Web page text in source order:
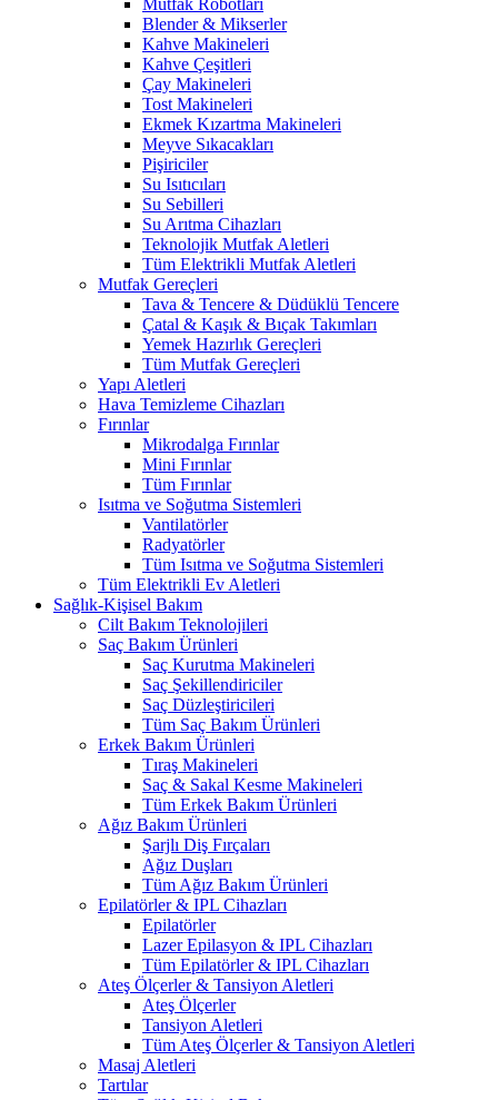
Mutfak Robotları
Blender & Mikserler
Kahve Makineleri
Kahve Çeşitleri
Çay Makineleri
Tost Makineleri
Ekmek Kızartma Makineleri
Meyve Sıkacakları
Pişiriciler
Su Isıtıcıları
Su Sebilleri
Su Arıtma Cihazları
Teknolojik Mutfak Aletleri
Tüm Elektrikli Mutfak Aletleri
Mutfak Gereçleri
Tava & Tencere & Düdüklü Tencere
Çatal & Kaşık & Bıçak Takımları
Yemek Hazırlık Gereçleri
Tüm Mutfak Gereçleri
Yapı Aletleri
Hava Temizleme Cihazları
Fırınlar
Mikrodalga Fırınlar
Mini Fırınlar
Tüm Fırınlar
Isıtma ve Soğutma Sistemleri
Vantilatörler
Radyatörler
Tüm Isıtma ve Soğutma Sistemleri
Tüm Elektrikli Ev Aletleri
Sağlık-Kişisel Bakım
Cilt Bakım Teknolojileri
Saç Bakım Ürünleri
Saç Kurutma Makineleri
Saç Şekillendiriciler
Saç Düzleştiricileri
Tüm Saç Bakım Ürünleri
Erkek Bakım Ürünleri
Tıraş Makineleri
Saç & Sakal Kesme Makineleri
Tüm Erkek Bakım Ürünleri
Ağız Bakım Ürünleri
Şarjlı Diş Fırçaları
Ağız Duşları
Tüm Ağız Bakım Ürünleri
Epilatörler & IPL Cihazları
Epilatörler
Lazer Epilasyon & IPL Cihazları
Tüm Epilatörler & IPL Cihazları
Ateş Ölçerler & Tansiyon Aletleri
Ateş Ölçerler
Tansiyon Aletleri
Tüm Ateş Ölçerler & Tansiyon Aletleri
Masaj Aletleri
Tartılar